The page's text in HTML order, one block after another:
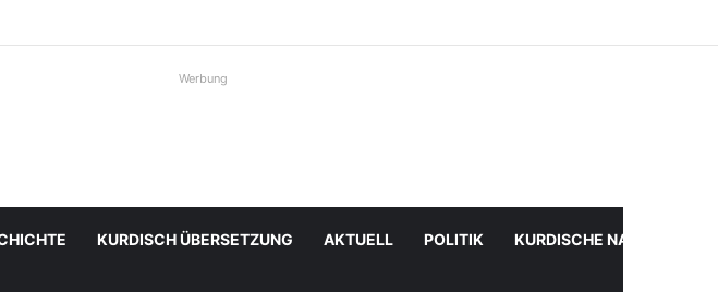
Werbung
KURDISCH ÜBERSETZUNG AKTUELL POLITIK KURDISCHE